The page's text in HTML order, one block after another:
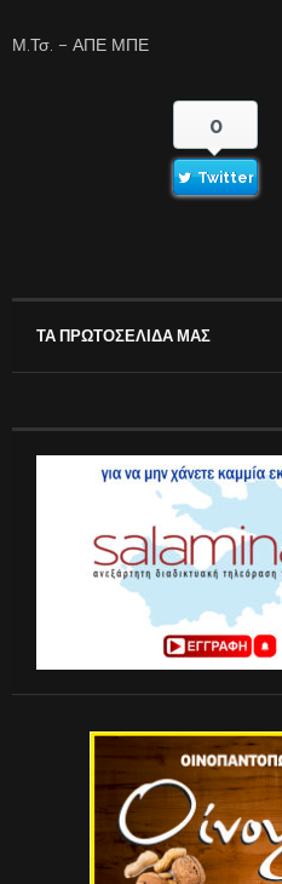
Μ.Τσ. – ΑΠΕ ΜΠΕ
0
Twitter
ΤΑ ΠΡΩΤΟΣΕΛΙΔΑ ΜΑΣ